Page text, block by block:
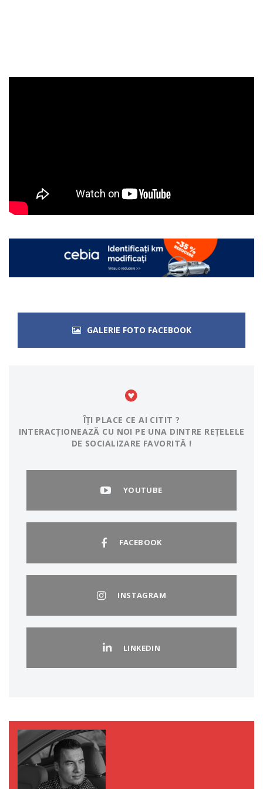
GALERIE FOTO FACEBOOK
ÎȚI PLACE CE AI CITIT ?
INTERACȚIONEAZĂ CU NOI PE UNA DINTRE REȚELELE
DE SOCIALIZARE FAVORITĂ !
YOUTUBE
FACEBOOK
INSTAGRAM
LINKEDIN